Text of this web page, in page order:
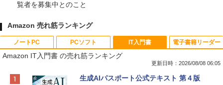
覧者を募集中とのこと
Amazon 売れ筋ランキング
ノートPC
Apple 2026 MacBook Neo A18 Proチッ
PCソフト
Robloxギフトカード - 800 Robux 【限
IT入門書
Amazon IT入門書 の売れ筋ランキング
更新日時：2026/08/08 06:05
生成AIパスポート公式テキスト 第４版
電子書籍リーダー